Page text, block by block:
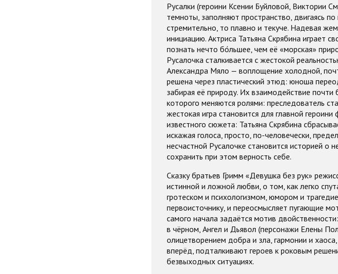
Русалки (героини Ксении Буйловой, Виктории
темноты, заполняют пространство, двигаясь
стремительно, то плавно и текуче. Надевая
инициацию. Актриса Татьяна Скрябина играет
познать нечто бо́льшее, чем её «морская»
Русалочка сталкивается с жестокой
Александра Мяло — воплощение холодной,
решена через пластический этюд: юноша
забирая её природу. Их взаимодействие
которого меняются ролями: преследователь
жестокая игра становится для главной
известного сюжета: Татьяна Скрябина
искажая голоса, просто, по-человечески,
несчастной Русалочке становится историей о
сохранить при этом верность себе.
Сказку братьев Гримм «Девушка без рук»
истинной и ложной любви, о том, как легко
гротеском и психологизмом, юмором и
первоисточнику, и переосмысляет пугающие
самого начала задаётся мотив
в чёрном, Ангел и Дьявол (персонажи Елены
олицетворением добра и зла, гармонии и
вперёд, подталкивают героев к роковым
безвыходных ситуациях.